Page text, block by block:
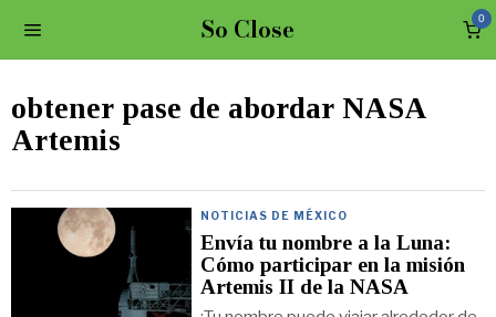
So Close 0
obtener pase de abordar NASA
Artemis
NOTICIAS DE MÉXICO
Envía tu nombre a la Luna:
Cómo participar en la misión
Artemis II de la NASA